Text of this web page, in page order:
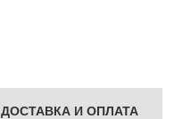
ДОСТАВКА И ОПЛАТА